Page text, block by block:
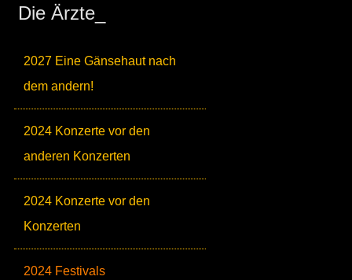
Die Ärzte_
2027 Eine Gänsehaut nach
dem andern!
2024 Konzerte vor den
anderen Konzerten
2024 Konzerte vor den
Konzerten
2024 Festivals